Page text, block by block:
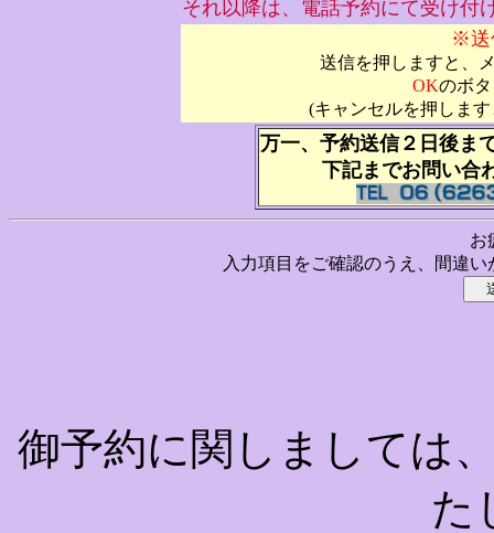
それ以降は、電話予約にて受け付
※送
送信を押しますと、
OKのボ
(キャンセルを押しま
万一、予約送信２日後ま
下記までお問い合
お
入力項目をご確認のうえ、間違
御予約に関しましては
た